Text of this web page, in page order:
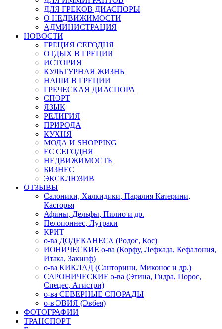
ДЛЯ ГРЕКОВ ДИАСПОРЫ
О НЕДВИЖИМОСТИ
АДМИНИСТРАЦИЯ
НОВОСТИ
ГРЕЦИЯ СЕГОДНЯ
ОТДЫХ В ГРЕЦИИ
ИСТОРИЯ
КУЛЬТУРНАЯ ЖИЗНЬ
НАШИ В ГРЕЦИИ
ГРЕЧЕСКАЯ ДИАСПОРА
СПОРТ
ЯЗЫК
РЕЛИГИЯ
ПРИРОДА
КУХНЯ
МОДА И SHOPPING
ЕС СЕГОДНЯ
НЕДВИЖИМОСТЬ
БИЗНЕС
ЭКСКЛЮЗИВ
ОТЗЫВЫ
Салоники, Халкидики, Паралия Катерини,
Касторья
Афины, Дельфы, Пилио и др.
Пелопоннес, Лутраки
КРИТ
о-ва ДОДЕКАНЕСА (Родос, Кос)
ИОНИЧЕСКИЕ о-ва (Корфу, Лефкада, Кефалония,
Итака, Закинф)
о-ва КИКЛАД (Санторини, Миконос и др.)
САРОНИЧЕСКИЕ о-ва (Эгина, Гидра, Порос,
Спецес, Агистри)
о-ва СЕВЕРНЫЕ СПОРАДЫ
о-в ЭВИЯ (Эвбея)
ФОТОГРАФИИ
ТРАНСПОРТ